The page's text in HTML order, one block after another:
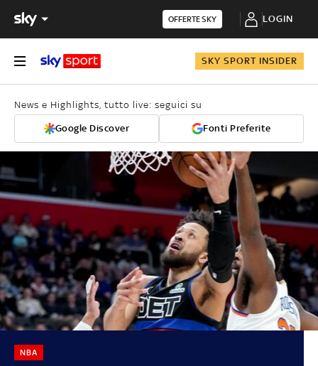
OFFERTE SKY LOGIN
SKY SPORT INSIDER
News e Highlights, tutto live: seguici su
Google Discover Fonti Preferite
NBA